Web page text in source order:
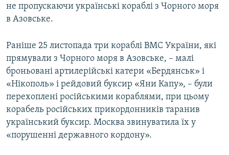
не пропускаючи українські кораблі з Чорного моря
в Азовське.
Раніше 25 листопада три кораблі ВМС України, які
прямували з Чорного моря в Азовське, – малі
броньовані артилерійські катери «Бердянськ» і
«Нікополь» і рейдовий буксир «Яни Капу», – були
перехоплені російськими кораблями, при цьому
корабель російських прикордонників таранив
український буксир. Москва звинуватила їх у
«порушенні державного кордону».